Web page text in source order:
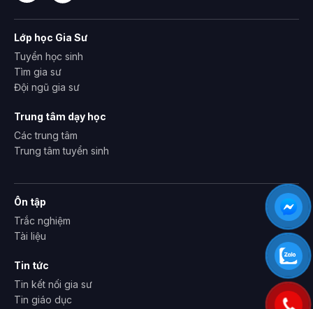
Lớp học Gia Sư
Tuyển học sinh
Tìm gia sư
Đội ngũ gia sư
Trung tâm dạy học
Các trung tâm
Trung tâm tuyển sinh
Ôn tập
Trắc nghiệm
Tài liệu
Tin tức
Tin kết nối gia sư
Tin giáo dục